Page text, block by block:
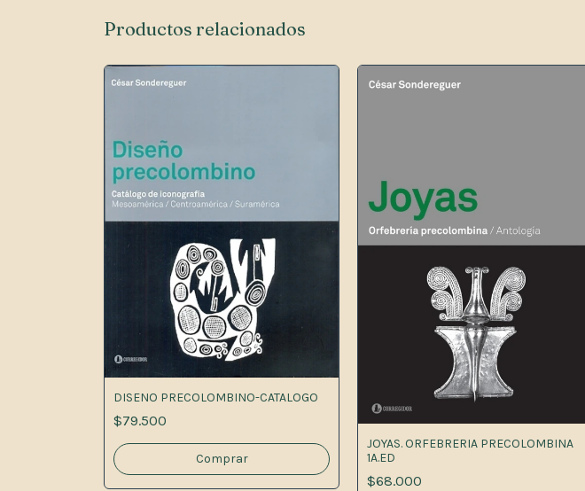
Productos relacionados
DISENO PRECOLOMBINO-CATALOGO
$79.500
JOYAS. ORFEBRERIA PRECOLOMBINA
1A.ED
$68.000